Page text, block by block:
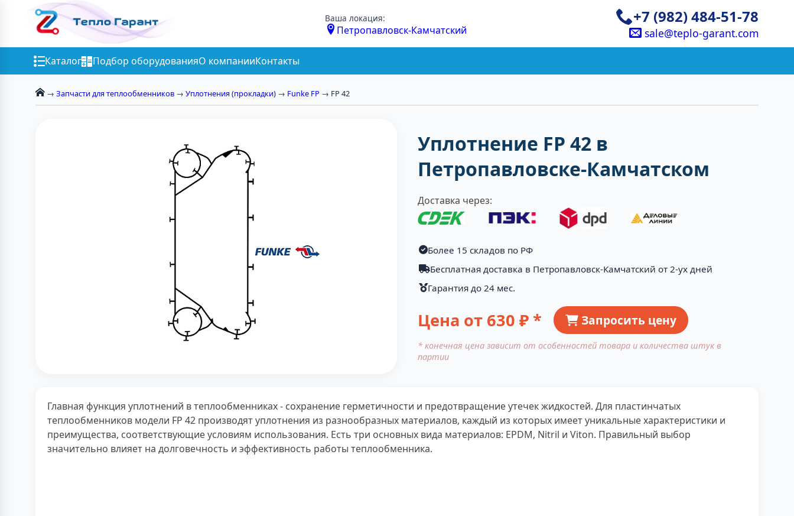
Ваша локация:
Петропавловск-Камчатский
+7 (982) 484-51-78
sale@teplo-garant.com
Каталог Подбор оборудованияО компанииКонтакты
→ Запчасти для теплообменников → Уплотнения (прокладки) → Funke FP → FP 42
Уплотнение FP 42 в
Петропавловске-Камчатском
Доставка через:
Более 15 складов по РФ
Бесплатная доставка в Петропавловск-Камчатский от 2-ух дней
Гарантия до 24 мес.
Цена от 630 ₽ * Запросить цену
* конечная цена зависит от особенностей товара и количества штук в
партии
Главная функция уплотнений в теплообменниках - сохранение герметичности и предотвращение утечек жидкостей. Для пластинчатых
теплообменников модели FP 42 производят уплотнения из разнообразных материалов, каждый из которых имеет уникальные характеристики и
преимущества, соответствующие условиям использования. Есть три основных вида материалов: EPDM, Nitril и Viton. Правильный выбор
значительно влияет на долговечность и эффективность работы теплообменника.